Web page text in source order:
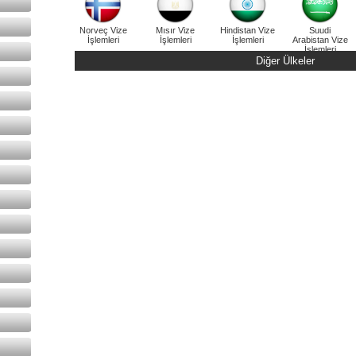
Norveç Vize
İşlemleri
Mısır Vize
İşlemleri
Hindistan Vize
İşlemleri
Suudi
Arabistan Vize
İşlemleri
Diğer Ülkeler